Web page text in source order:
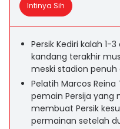
Intinya Sih
Persik Kediri kalah 1-
kandang terakhir
meski stadion penuh
Pelatih Marcos
pemain Persija yang
membuat Persik
permainan setelah